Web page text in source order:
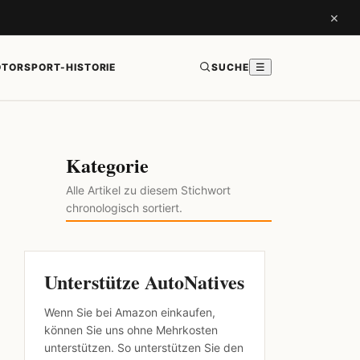
×
HISTORIE SUCHE ☰
Kategorie
Alle Artikel zu diesem Stichwort
chronologisch sortiert.
Unterstütze AutoNatives
Wenn Sie bei Amazon einkaufen,
können Sie uns ohne Mehrkosten
unterstützen. So unterstützen Sie den